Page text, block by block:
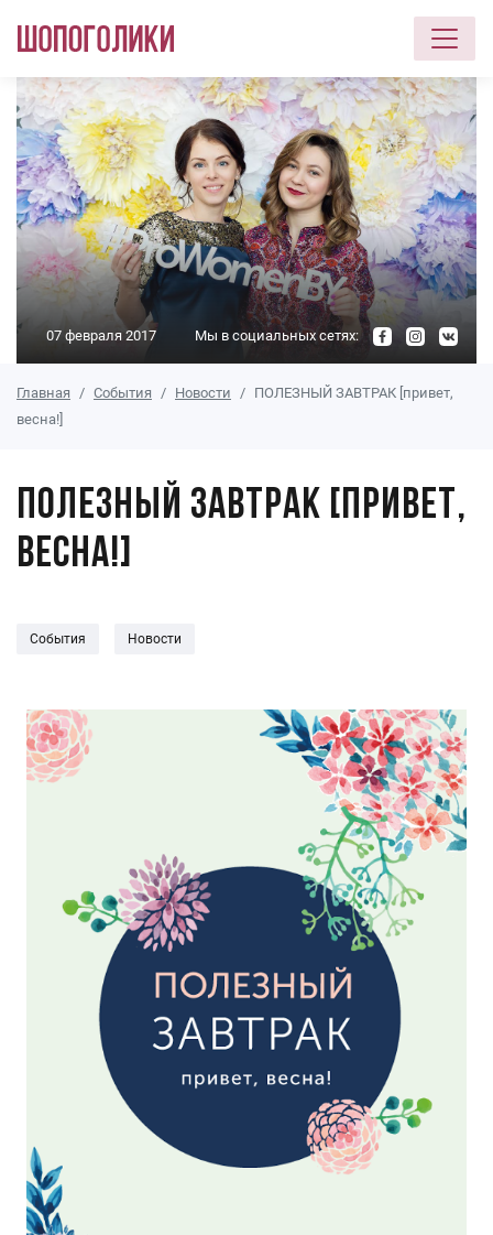
Перейти к основному содержанию
07 февраля 2017 Мы в социальных сетях:
Главная События Новости
ПОЛЕЗНЫЙ ЗАВТРАК [привет,
весна!]
ПОЛЕЗНЫЙ ЗАВТРАК [привет,
весна!]
События Новости